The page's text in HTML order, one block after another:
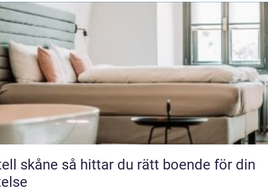
hittar du rätt boende för din